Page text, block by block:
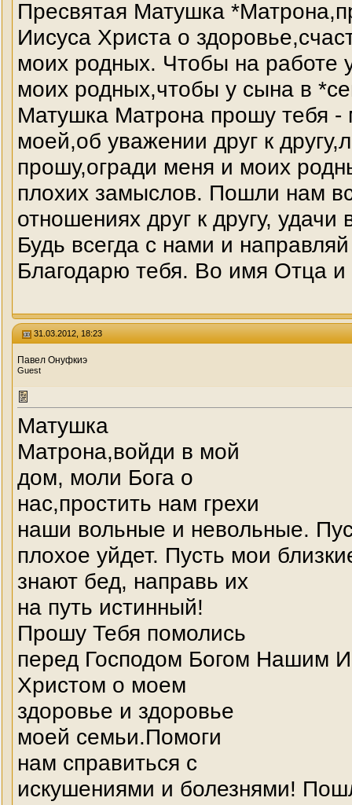
Пресвятая Матушка
Иисуса Христа о
моих родных. Чтобы на работе
моих родных,чтобы у сына в
Матушка Матрона прошу тебя -
моей,об уважении друг к
прошу,огради меня и моих
плохих замыслов. Пошли нам
отношениях друг к другу,
Будь всегда с нами и
Благодарю тебя. Во имя Отца
31.03.2012, 18:23
Павел Онуфкиэ
Guest
Матушка
Матрона,войди в мой
дом, моли Бога о
нас,простить нам грехи
наши вольные и невольные.
плохое уйдет. Пусть мои
знают бед, направь их
на путь истинный!
Прошу Тебя помолись
перед Господом Богом Нашим
Христом о моем
здоровье и здоровье
моей семьи.Помоги
нам справиться с
искушениями и болезнями!